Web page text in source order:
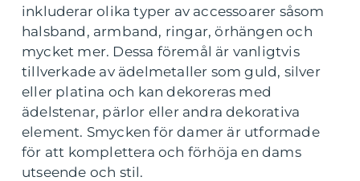
inkluderar olika typer av accessoarer såsom
halsband, armband, ringar, örhängen och
mycket mer. Dessa föremål är vanligtvis
tillverkade av ädelmetaller som guld, silver
eller platina och kan dekoreras med
ädelstenar, pärlor eller andra dekorativa
element. Smycken för damer är utformade
för att komplettera och förhöja en dams
utseende och stil.